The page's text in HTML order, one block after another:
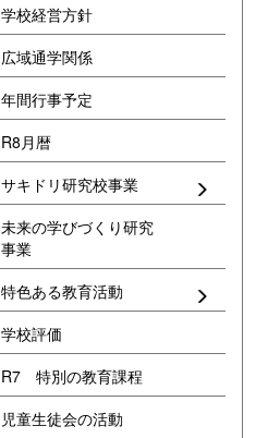
学校経営方針
広域通学関係
年間行事予定
R8月暦
サキドリ研究校事業
未来の学びづくり研究
事業
特色ある教育活動
学校評価
R7 特別の教育課程
児童生徒会の活動